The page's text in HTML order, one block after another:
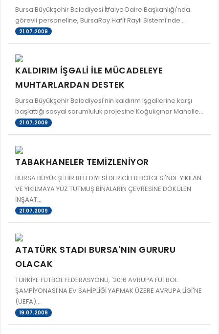
Bursa Büyükşehir Belediyesi İtfaiye Daire Başkanlığı'nda
görevli personeline, BursaRay Hafif Raylı Sistemi'nde...
21.07.2009
KALDIRIM İŞGALİ İLE MÜCADELEYE
MUHTARLARDAN DESTEK
Bursa Büyükşehir Belediyesi'nin kaldırım işgallerine karşı
başlattığı sosyal sorumluluk projesine Koğukçınar Mahalle...
21.07.2009
TABAKHANELER TEMİZLENİYOR
BURSA BÜYÜKŞEHİR BELEDİYESİ DERİCİLER BÖLGESİ'NDE YIKILAN
VE YIKILMAYA YÜZ TUTMUŞ BİNALARIN ÇEVRESİNE DÖKÜLEN
İNŞAAT...
21.07.2009
ATATÜRK STADI BURSA'NIN GURURU
OLACAK
TÜRKİYE FUTBOL FEDERASYONU, '2016 AVRUPA FUTBOL
ŞAMPİYONASI'NA EV SAHİPLİĞİ YAPMAK ÜZERE AVRUPA LİGİ'NE
(UEFA)...
19.07.2009